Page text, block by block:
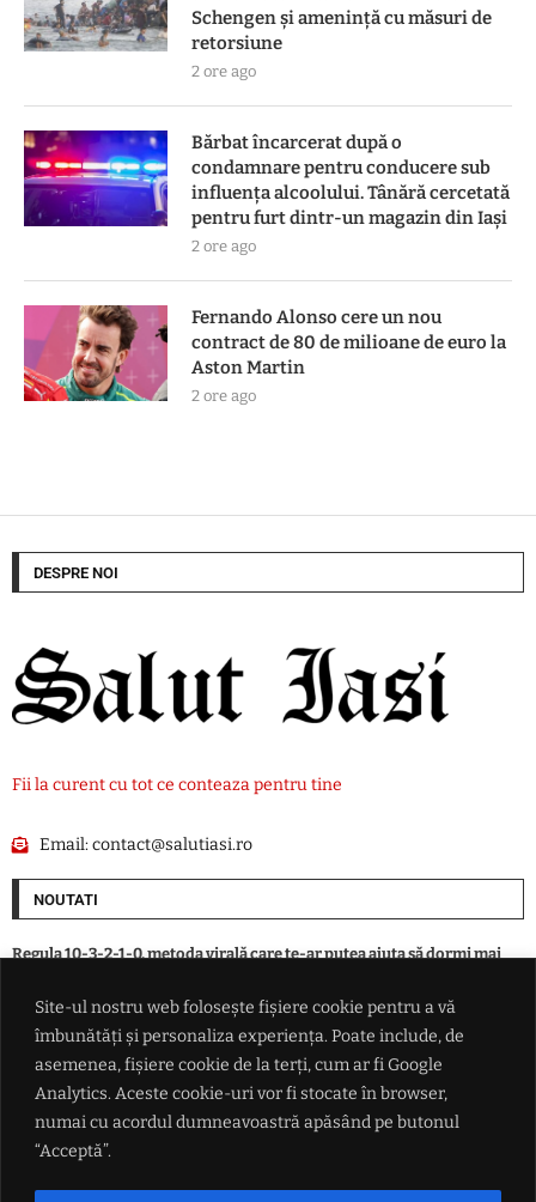
Site-ul nostru web folosește fișiere cookie pentru a vă
îmbunătăți și personaliza experiența. Poate include, de
asemenea, fișiere cookie de la terți, cum ar fi Google
Analytics. Aceste cookie-uri vor fi stocate în browser,
numai cu acordul dumneavoastră apăsând pe butonul
“Acceptă”.
Schengen și amenință cu măsuri de
retorsiune
2 ore ago
Bărbat încarcerat după o
condamnare pentru conducere sub
influența alcoolului. Tânără cercetată
pentru furt dintr-un magazin din Iași
2 ore ago
Fernando Alonso cere un nou
contract de 80 de milioane de euro la
Aston Martin
2 ore ago
DESPRE NOI
Fii la curent cu tot ce conteaza pentru tine
Email:contact@salutiasi.ro
NOUTATI
Regula 10-3-2-1-0, metoda virală care te-ar putea ajuta să dormi mai
Bărbat arestat preventiv 30 de zile la Iași, după ce și-ar fi agresat
partenera și ar fi încălcat ordinul de protecție
Tensiuni tot mai mari în UE: Spania îi dă ultimatum Italiei în scandalul
Schengen și amenință cu măsuri de retorsiune